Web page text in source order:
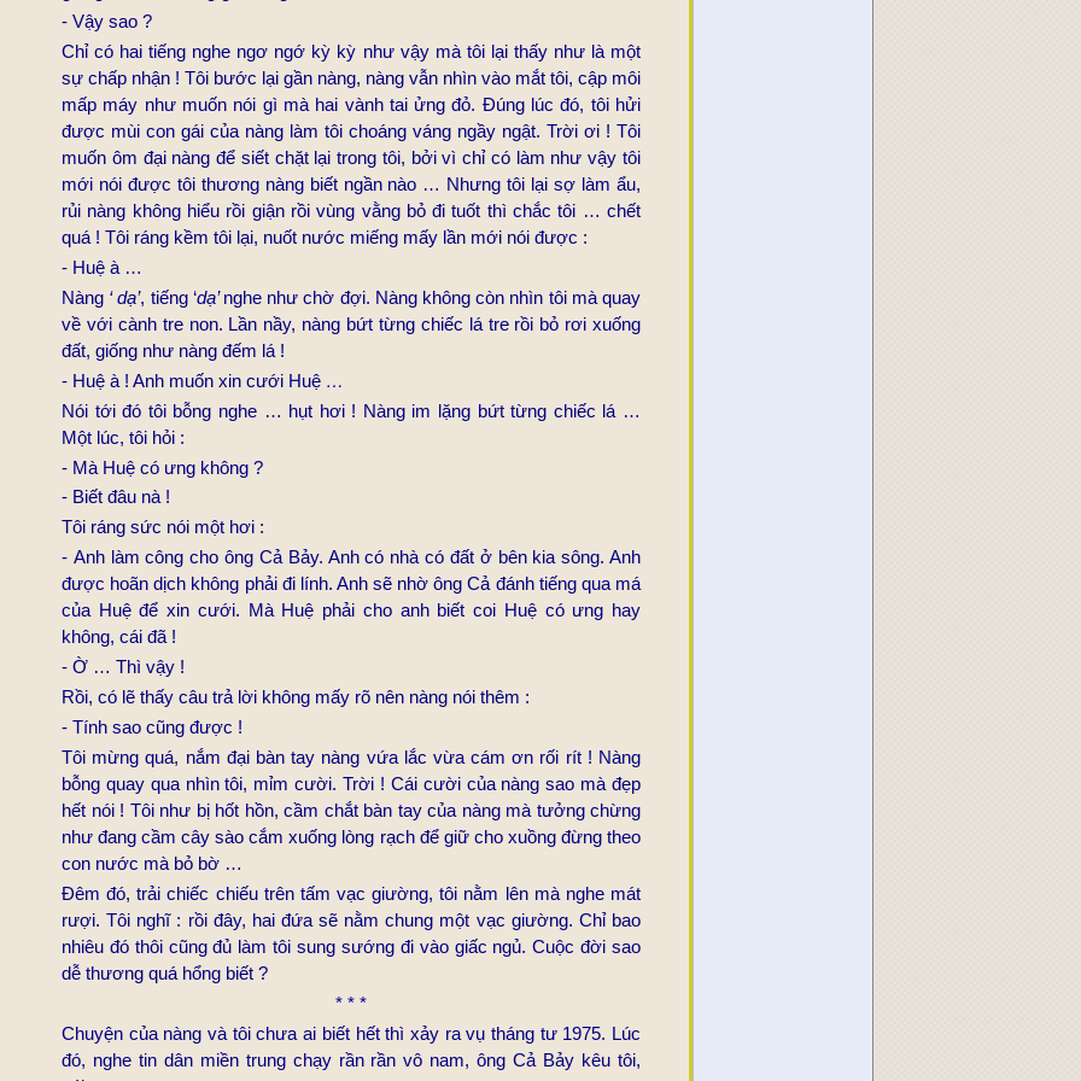
- Vậy sao ?
Chỉ có hai tiếng nghe ngơ ngớ kỳ kỳ như vậy mà tôi lại thấy như là một
sự chấp nhận ! Tôi bước lại gần nàng, nàng vẫn nhìn vào mắt tôi, cập môi
mấp máy như muốn nói gì mà hai vành tai ửng đỏ. Đúng lúc đó, tôi hửi
được mùi con gái của nàng làm tôi choáng váng ngầy ngật. Trời ơi ! Tôi
muốn ôm đại nàng để siết chặt lại trong tôi, bởi vì chỉ có làm như vậy tôi
mới nói được tôi thương nàng biết ngần nào … Nhưng tôi lại sợ làm ẩu,
rủi nàng không hiểu rồi giận rồi vùng vằng bỏ đi tuốt thì chắc tôi … chết
quá ! Tôi ráng kềm tôi lại, nuốt nước miếng mấy lần mới nói được :
- Huệ à …
Nàng ‘ dạ’, tiếng ‘dạ’nghe như chờ đợi. Nàng không còn nhìn tôi mà quay
về với cành tre non. Lần nầy, nàng bứt từng chiếc lá tre rồi bỏ rơi xuống
đất, giống như nàng đếm lá !
- Huệ à ! Anh muốn xin cưới Huệ …
Nói tới đó tôi bỗng nghe … hụt hơi ! Nàng im lặng bứt từng chiếc lá …
Một lúc, tôi hỏi :
- Mà Huệ có ưng không ?
- Biết đâu nà !
Tôi ráng sức nói một hơi :
- Anh làm công cho ông Cả Bảy. Anh có nhà có đất ở bên kia sông. Anh
được hoãn dịch không phải đi lính. Anh sẽ nhờ ông Cả đánh tiếng qua má
của Huệ để xin cưới. Mà Huệ phải cho anh biết coi Huệ có ưng hay
không, cái đã !
- Ờ … Thì vậy !
Rồi, có lẽ thấy câu trả lời không mấy rõ nên nàng nói thêm :
- Tính sao cũng được !
Tôi mừng quá, nắm đại bàn tay nàng vứa lắc vừa cám ơn rối rít ! Nàng
bỗng quay qua nhìn tôi, mỉm cười. Trời ! Cái cười của nàng sao mà đẹp
hết nói ! Tôi như bị hốt hồn, cầm chắt bàn tay của nàng mà tưởng chừng
như đang cầm cây sào cắm xuống lòng rạch để giữ cho xuồng đừng theo
con nước mà bỏ bờ …
Đêm đó, trải chiếc chiếu trên tấm vạc giường, tôi nằm lên mà nghe mát
rượi. Tôi nghĩ : rồi đây, hai đứa sẽ nằm chung một vạc giường. Chỉ bao
nhiêu đó thôi cũng đủ làm tôi sung sướng đi vào giấc ngủ. Cuộc đời sao
dễ thương quá hổng biết ?
* * *
Chuyện của nàng và tôi chưa ai biết hết thì xảy ra vụ tháng tư 1975. Lúc
đó, nghe tin dân miền trung chạy rần rần vô nam, ông Cả Bảy kêu tôi,